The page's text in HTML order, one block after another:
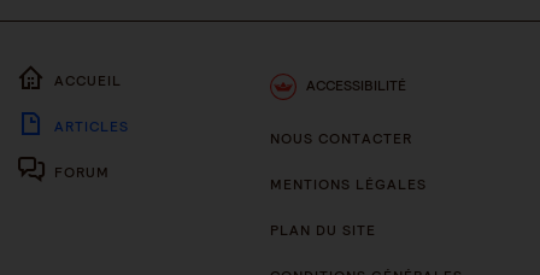
ACCUEIL
ARTICLES
FORUM
ACCESSIBILITÉ
NOUS CONTACTER
MENTIONS LÉGALES
PLAN DU SITE